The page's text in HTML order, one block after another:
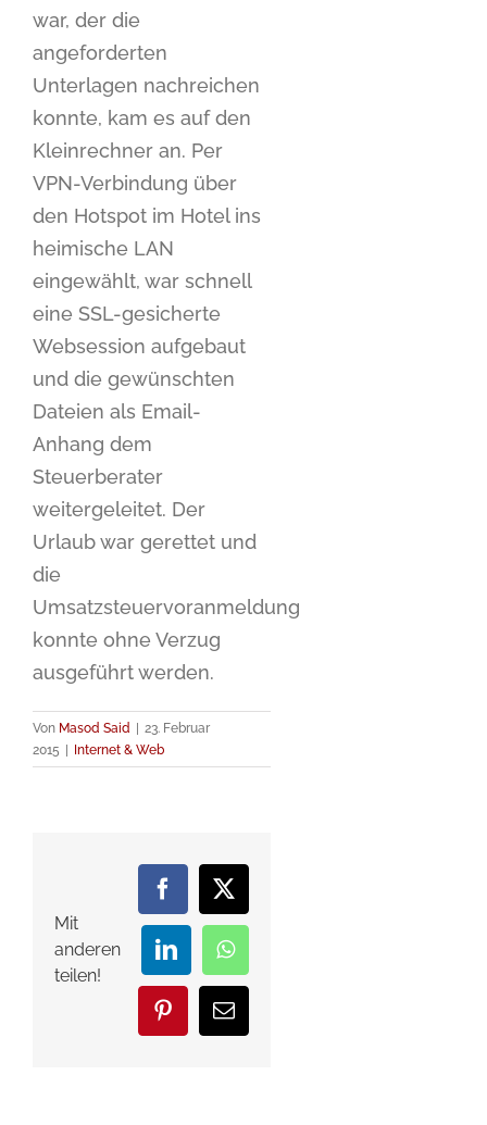
war, der die
angeforderten
Unterlagen nachreichen
konnte, kam es auf den
Kleinrechner an. Per
VPN-Verbindung über
den Hotspot im Hotel ins
heimische LAN
eingewählt, war schnell
eine SSL-gesicherte
Websession aufgebaut
und die gewünschten
Dateien als Email-
Anhang dem
Steuerberater
weitergeleitet. Der
Urlaub war gerettet und
die
Umsatzsteuervoranmeldung
konnte ohne Verzug
ausgeführt werden.
Von Masod Said
23. Februar
2015
Internet & Web
Mit
anderen
teilen!
Facebook
X
LinkedInWhatsApp
Pinterest
E-
Mail